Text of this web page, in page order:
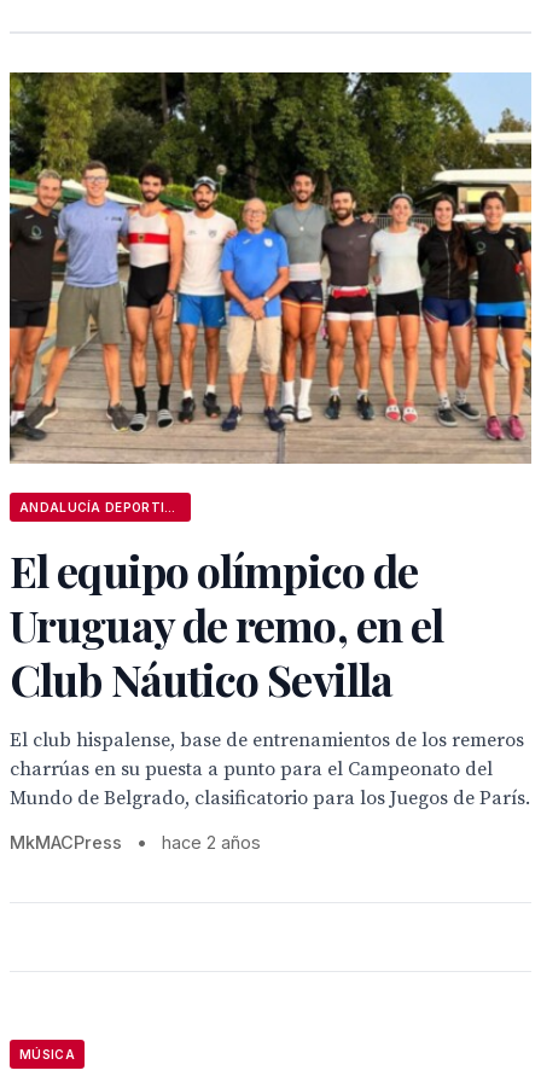
El equipo olímpico de
Uruguay de remo, en el
Club Náutico Sevilla
El club hispalense, base de entrenamientos de los remeros
charrúas en su puesta a punto para el Campeonato del
Mundo de Belgrado, clasificatorio para los Juegos de París.
MkMACPress • hace 2 años
MÚSICA